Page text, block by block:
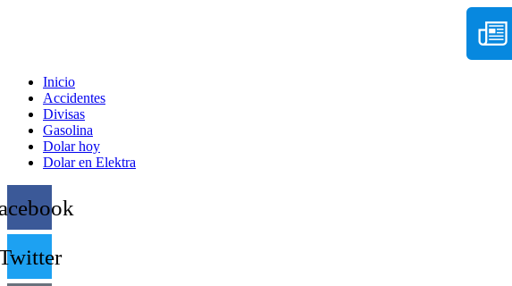
Inicio
Accidentes
Divisas
Gasolina
Dolar hoy
Dolar en Elektra